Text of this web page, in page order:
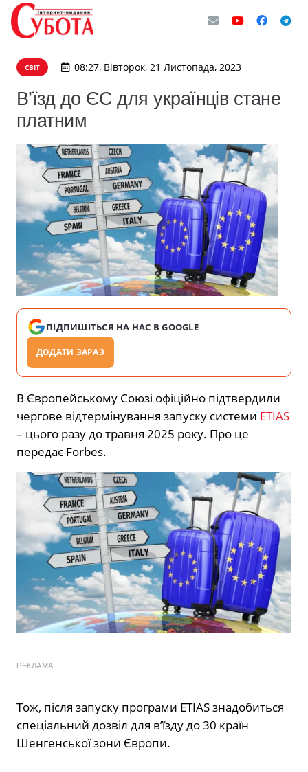
СВІТ 08:27, Вівторок, 21 Листопада, 2023
В’їзд до ЄС для українців стане
платним
ПІДПИШІТЬСЯ НА НАС В GOOGLE
ДОДАТИ ЗАРАЗ
В Європейському Союзі офіційно підтвердили
чергове відтермінування запуску системи ETIAS
– цього разу до травня 2025 року. Про це
передає Forbes.
РЕКЛАМА
Тож, після запуску програми ETIAS знадобиться
спеціальний дозвіл для в’їзду до 30 країн
Шенгенської зони Європи.